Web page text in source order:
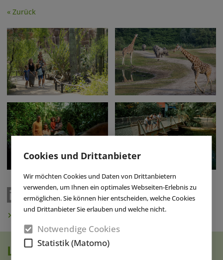
Cookies und Drittanbieter
Wir möchten Cookies und Daten von Drittanbietern
verwenden, um Ihnen ein optimales Webseiten-Erlebnis zu
ermöglichen. Sie können hier entscheiden, welche Cookies
und Drittanbieter Sie erlauben und welche nicht.
Notwendige Cookies
Statistik (Matomo)
« Zurück
Lesen Sie auch